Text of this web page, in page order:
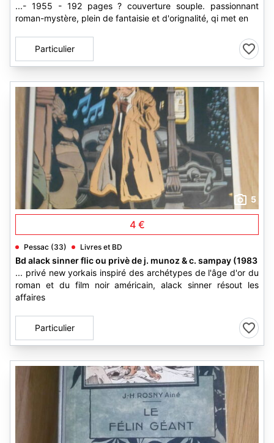
...- 1955 - 192 pages ? couverture souple. passionnant
roman-mystère, plein de fantaisie et d'orignalité, qi met en
Particulier
5
4 €
Pessac (33) Livres et BD
Bd alack sinner flic ou privè de j. munoz & c. sampay (1983
... privé new yorkais inspiré des archétypes de l'âge d'or du
roman et du film noir américain, alack sinner résout les
affaires
Particulier